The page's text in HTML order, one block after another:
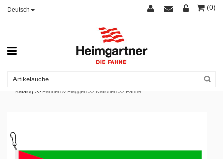
Deutsch (0)
Katalog >>Fahnen & Flaggen >>Nationen >>Fahne